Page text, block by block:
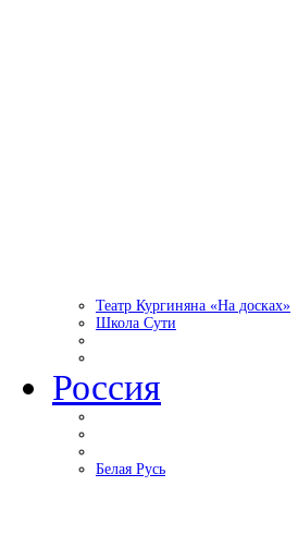
Театр Кургиняна «На досках»
Школа Сути
Россия
Белая Русь